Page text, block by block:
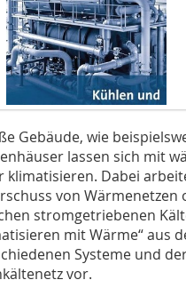
Gebäude, wie
lassen sich mit
klimatisieren. Dabei
von
stromgetriebenen
mit Wärme“ aus
Systeme und
vor.